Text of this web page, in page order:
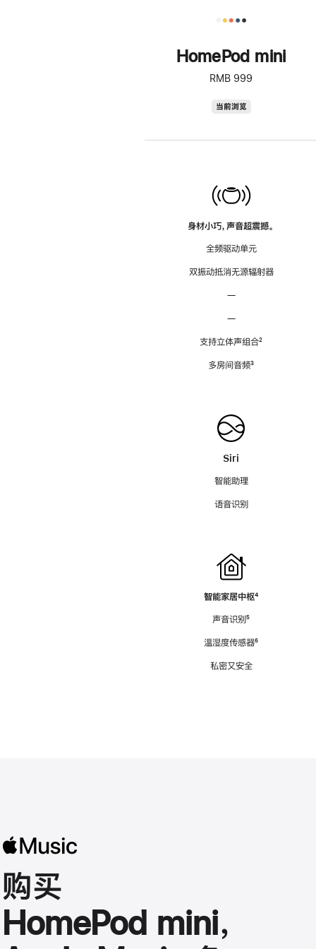
HomePod mini
RMB 999
当前浏览
身材小巧，声音超震撼。
全频驱动单元
双振动抵消无源辐射器
—
—
支持立体声组合脚
²
多房间音频脚
³
Siri
智能助理
语音识别
智能家居中枢脚
⁴
声音识别脚
⁵
温湿度传感器脚
⁶
私密又安全
购买
HomePod mini，